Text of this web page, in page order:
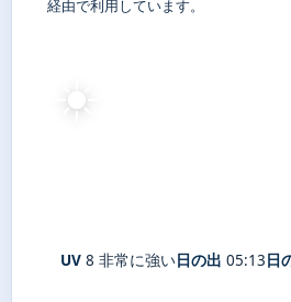
経由で利用しています。
☀️
UV 8 非常に強い日の出 05:13日